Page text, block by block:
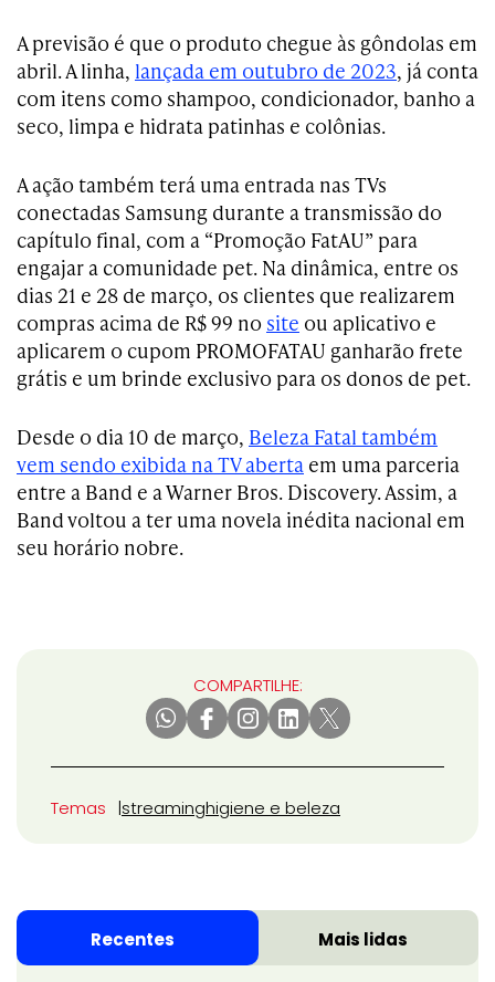
A previsão é que o produto chegue às gôndolas em
abril. A linha, lançada em outubro de 2023, já conta
com itens como shampoo, condicionador, banho a
seco, limpa e hidrata patinhas e colônias.
A ação também terá uma entrada nas TVs
conectadas Samsung durante a transmissão do
capítulo final, com a “Promoção FatAU” para
engajar a comunidade pet. Na dinâmica, entre os
dias 21 e 28 de março, os clientes que realizarem
compras acima de R$ 99 no site ou aplicativo e
aplicarem o cupom PROMOFATAU ganharão frete
grátis e um brinde exclusivo para os donos de pet.
Desde o dia 10 de março, Beleza Fatal também
vem sendo exibida na TV aberta em uma parceria
entre a Band e a Warner Bros. Discovery. Assim, a
Band voltou a ter uma novela inédita nacional em
seu horário nobre.
COMPARTILHE:
Temas streaminghigiene e beleza
Recentes Mais lidas